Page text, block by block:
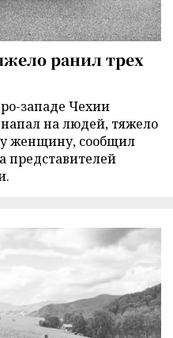
ранил трех
западе Чехии
на людей, тяжело
женщину, сообщил
представителей